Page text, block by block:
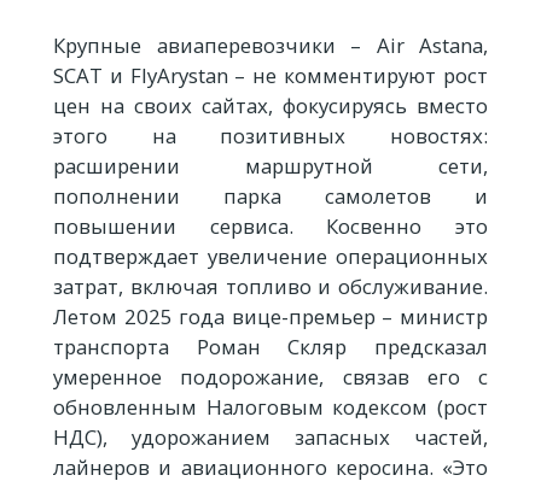
Крупные авиаперевозчики – Air Astana,
SCAT и FlyArystan – не комментируют рост
цен на своих сайтах, фокусируясь вместо
этого на позитивных новостях:
расширении маршрутной сети,
пополнении парка самолетов и
повышении сервиса. Косвенно это
подтверждает увеличение операционных
затрат, включая топливо и обслуживание.
Летом 2025 года вице-премьер – министр
транспорта Роман Скляр предсказал
умеренное подорожание, связав его с
обновленным Налоговым кодексом (рост
НДС), удорожанием запасных частей,
лайнеров и авиационного керосина. «Это